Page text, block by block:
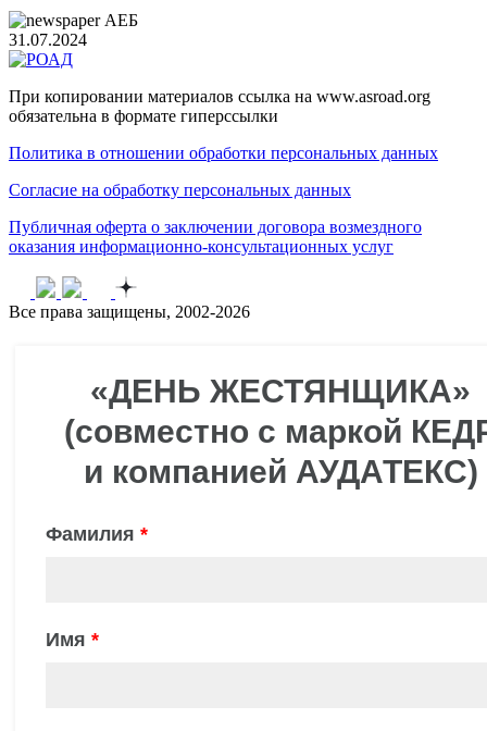
АЕБ
31.07.2024
При копировании материалов ссылка на www.asroad.org
обязательна в формате гиперссылки
Политика в отношении обработки персональных данных
Согласие на обработку персональных данных
Публичная оферта о заключении договора возмездного
оказания информационно-консультационных услуг
Все права защищены, 2002-2026